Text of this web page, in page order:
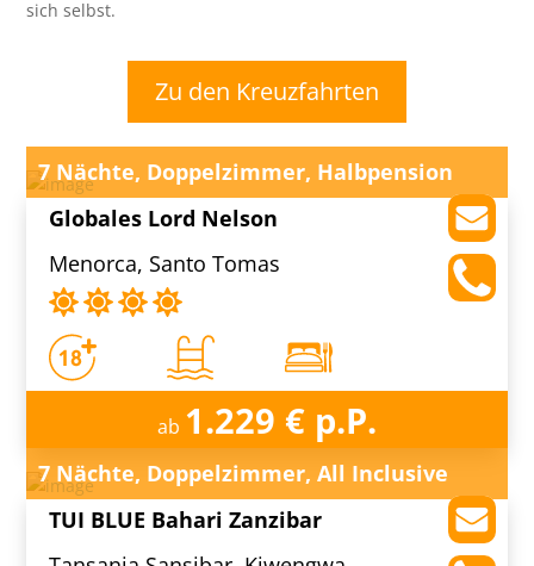
sich selbst.
Zu den Kreuzfahrten
7 Nächte, Doppelzimmer, Halbpension
Globales Lord Nelson
Menorca, Santo Tomas
ab 1.229 € p.P.
7 Nächte, Doppelzimmer, All Inclusive
TUI BLUE Bahari Zanzibar